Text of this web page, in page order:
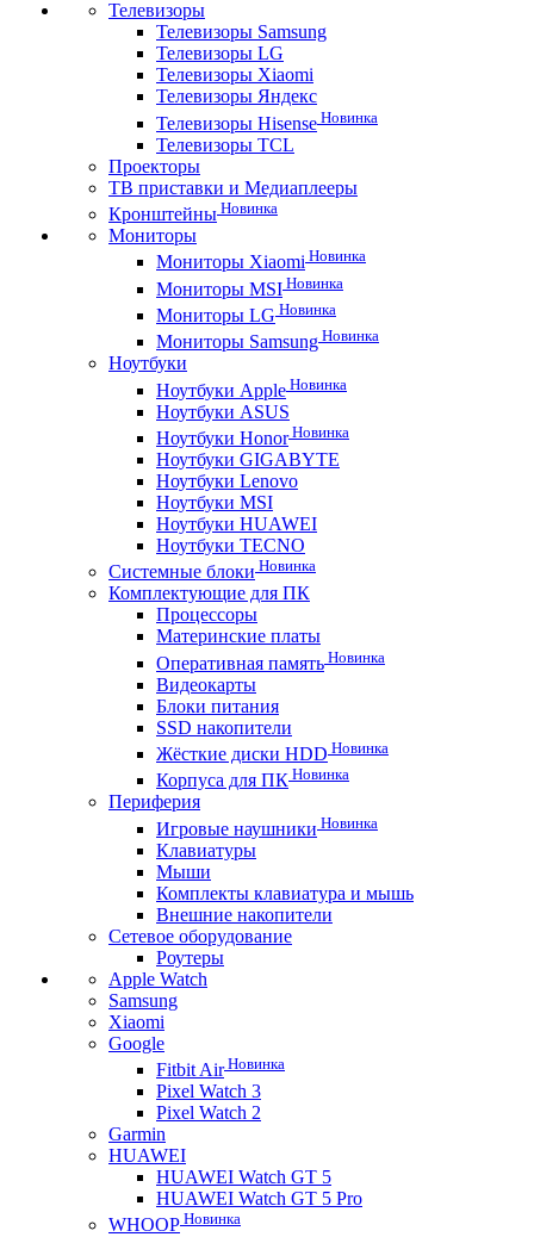
Телевизоры
Телевизоры Samsung
Телевизоры LG
Телевизоры Xiaomi
Телевизоры Яндекс
Телевизоры Hisense Новинка
Телевизоры TCL
Проекторы
ТВ приставки и Медиаплееры
Кронштейны Новинка
Мониторы
Мониторы Xiaomi Новинка
Мониторы MSI Новинка
Мониторы LG Новинка
Мониторы Samsung Новинка
Ноутбуки
Ноутбуки Apple Новинка
Ноутбуки ASUS
Ноутбуки HonorНовинка
Ноутбуки GIGABYTE
Ноутбуки Lenovo
Ноутбуки MSI
Ноутбуки HUAWEI
Ноутбуки TECNO
Системные блоки Новинка
Комплектующие для ПК
Процессоры
Материнские платы
Оперативная память Новинка
Видеокарты
Блоки питания
SSD накопители
Жёсткие диски HDD Новинка
Корпуса для ПК Новинка
Периферия
Игровые наушники Новинка
Клавиатуры
Мыши
Комплекты клавиатура и мышь
Внешние накопители
Сетевое оборудование
Роутеры
Apple Watch
Samsung
Xiaomi
Google
Fitbit AirНовинка
Pixel Watch 3
Pixel Watch 2
Garmin
HUAWEI
HUAWEI Watch GT 5
HUAWEI Watch GT 5 Pro
WHOOP Новинка